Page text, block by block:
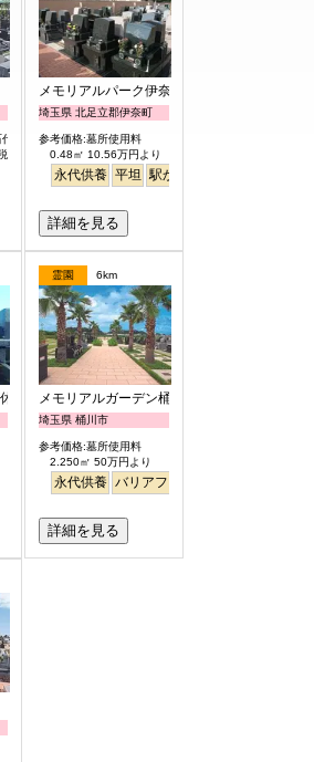
含）
)
メモリアルパーク伊奈
埼玉県 北足立郡伊奈町
参考価格:墓所使用料
0.48㎡ 10.56万円より
永代供養 平坦 駅から徒歩
詳細を見る
メモリアルパーク
霊園 6km
メモリアルガーデン桶川霊園
埼玉県 桶川市
参考価格:墓所使用料
2.250㎡ 50万円より
永代供養 バリアフリー
詳細を見る